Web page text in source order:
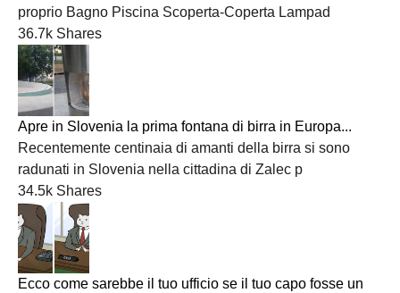
proprio Bagno Piscina Scoperta-Coperta Lampad
36.7k Shares
Apre in Slovenia la prima fontana di birra in Europa...
Recentemente centinaia di amanti della birra si sono
radunati in Slovenia nella cittadina di Zalec p
34.5k Shares
Ecco come sarebbe il tuo ufficio se il tuo capo fosse un